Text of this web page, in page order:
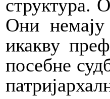
Они
икакву
посебне